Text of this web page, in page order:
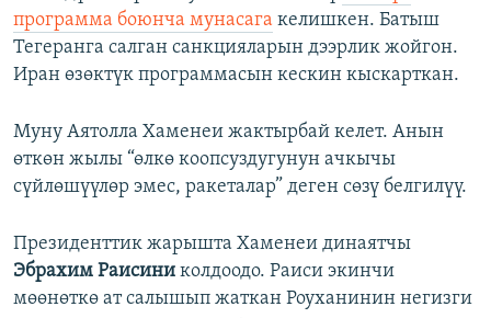
программа боюнча мунасага келишкен. Батыш
Тегеранга салган санкцияларын дээрлик жойгон.
Иран өзөктүк программасын кескин кыскарткан.
Муну Аятолла Хаменеи жактырбай келет. Анын
өткөн жылы “өлкө коопсуздугунун ачкычы
сүйлөшүүлөр эмес, ракеталар” деген сөзү белгилүү.
Президенттик жарышта Хаменеи динаятчы
Эбрахим Раисини колдоодо. Раиси экинчи
мөөнөткө ат салышып жаткан Роуханинин негизги